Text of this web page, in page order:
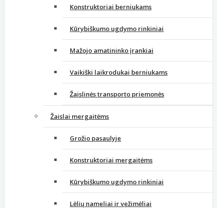
Konstruktoriai berniukams
Kūrybiškumo ugdymo rinkiniai
Mažojo amatininko įrankiai
Vaikiški laikrodukai berniukams
Žaislinės transporto priemonės
Žaislai mergaitėms
Grožio pasaulyje
Konstruktoriai mergaitėms
Kūrybiškumo ugdymo rinkiniai
Lėlių nameliai ir vežimėliai